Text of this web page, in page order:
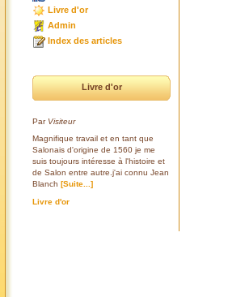
Livre d'or
Admin
Index des articles
Livre d'or
Par Visiteur
Magnifique travail et en tant que
Salonais d'origine de 1560 je me
suis toujours intéresse à l'histoire et
de Salon entre autre.j'ai connu Jean
Blanch [Suite...]
Livre d'or